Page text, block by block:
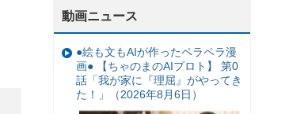
動画ニュース
●絵も文もAIが作ったペラペラ漫
画● 【ちゃのまのAIプロト】 第0
話「我が家に『理屈』がやってき
た！」（2026年8月6日）